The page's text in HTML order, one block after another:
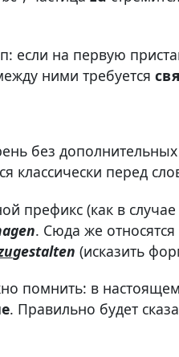
если на первую
ними требуется
без
классически перед
префикс (как в
. Сюда же
gestalten (исказить
помнить: в
. Правильно будет